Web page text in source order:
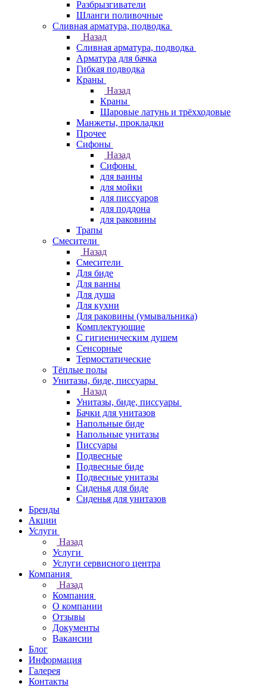
Разбрызгиватели
Шланги поливочные
Сливная арматура, подводка
Назад
Сливная арматура, подводка
Арматура для бачка
Гибкая подводка
Краны
Назад
Краны
Шаровые латунь и трёхходовые
Манжеты, прокладки
Прочее
Сифоны
Назад
Сифоны
для ванны
для мойки
для писсуаров
для поддона
для раковины
Трапы
Смесители
Назад
Смесители
Для биде
Для ванны
Для душа
Для кухни
Для раковины (умывальника)
Комплектующие
С гигиеническим душем
Сенсорные
Термостатические
Тёплые полы
Унитазы, биде, писсуары
Назад
Унитазы, биде, писсуары
Бачки для унитазов
Напольные биде
Напольные унитазы
Писсуары
Подвесные
Подвесные биде
Подвесные унитазы
Сиденья для биде
Сиденья для унитазов
Бренды
Акции
Услуги
Назад
Услуги
Услуги сервисного центра
Компания
Назад
Компания
О компании
Отзывы
Документы
Вакансии
Блог
Информация
Галерея
Контакты